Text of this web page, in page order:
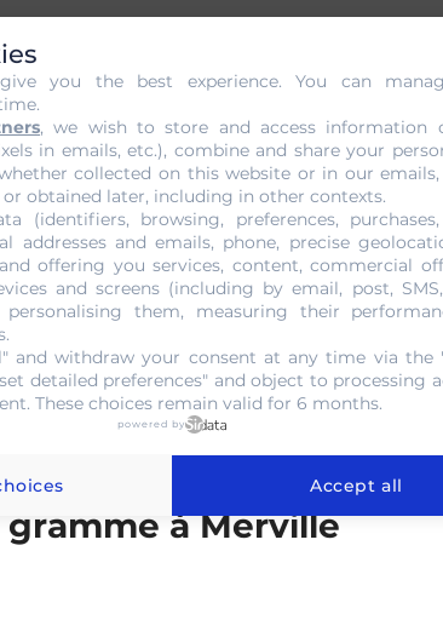
de votre Or
Cette prestation qui peut être facturée par
aider à connaître la valeur réelle de votre
cette opération nous permet de vous
par un professionnel aguerri qui
du métal jaune.
CONTACTER
à Merville
you the best experience. You can
, we wish to store and access information
in emails, etc.), combine and share your
collected on this website or in our emails,
or obtained later, including in other contexts.
(identifiers, browsing, preferences,
addresses and emails, phone, precise
offering you services, content, commercial
and screens (including by email, post,
personalising them, measuring their
and withdraw your consent at any time via the
detailed preferences" and object to processing
These choices remain valid for 6 months.
powered by
Accept all